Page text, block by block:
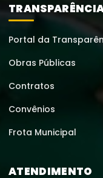
Portal da
Obras Públicas
Contratos
Convênios
Frota Municipal
ATENDIMENTO